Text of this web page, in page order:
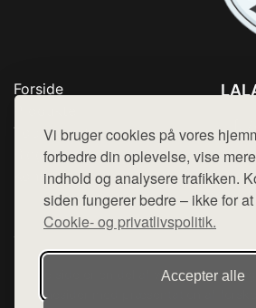
Vi bruger cookies på vores
forbedre din oplevelse, vise
indhold og analysere trafikken.
siden fungerer bedre – ikke for
Cookie- og privatlivspolitik.
Accepter alle
Forside
Top Rabatter
Blog
Kontakt
Mail:
Denne side er en del af want.dk, der
hjemmesider med præsentation af